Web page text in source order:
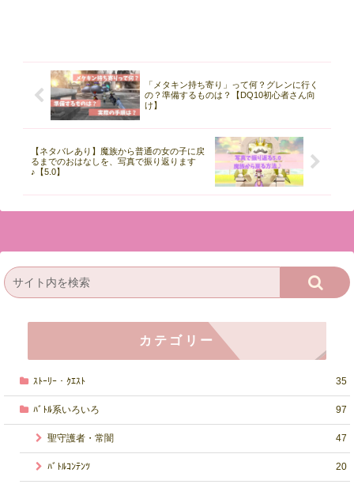
「メタキン持ち寄り」って何？グレンに行く
の？準備するものは？【DQ10初心者さん向
け】
【ネタバレあり】魔族から普通の女の子に戻
るまでのおはなしを、写真で振り返ります
♪【5.0】
カテゴリー
ｽﾄｰﾘｰ・ｸｴｽﾄ 35
ﾊﾞﾄﾙ系いろいろ 97
聖守護者・常闇 47
ﾊﾞﾄﾙｺﾝﾃﾝﾂ 20